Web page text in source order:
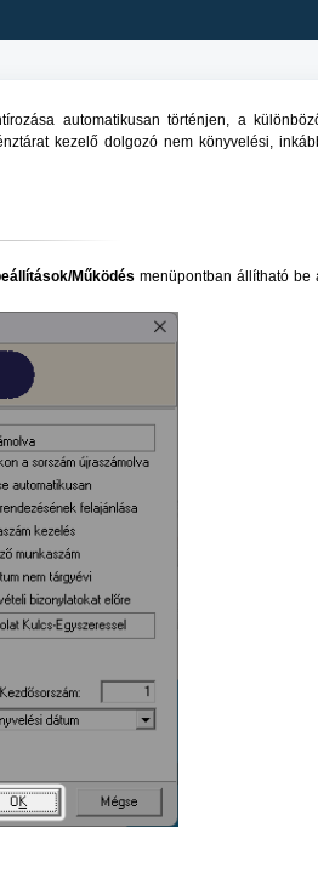
automatikusan történjen, a
kezelő dolgozó nem könyvelési,
Működés menüpontban állítható be